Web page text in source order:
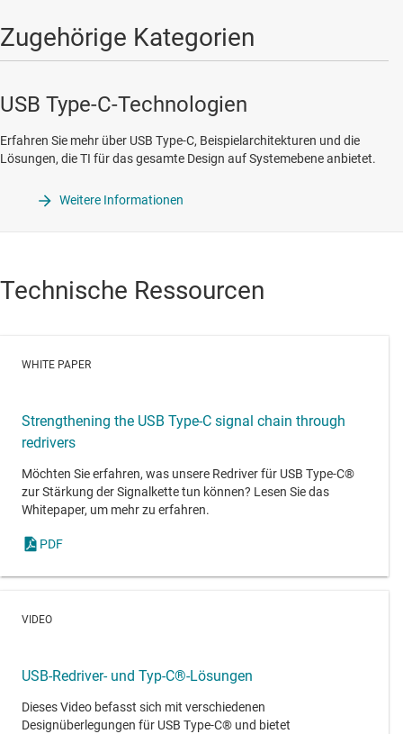
Zugehörige Kategorien
USB Type-C-Technologien
Erfahren Sie mehr über USB Type-C, Beispielarchitekturen und die
Lösungen, die TI für das gesamte Design auf Systemebene anbietet.
Weitere Informationen
Technische Ressourcen
WHITE PAPER
Strengthening the USB Type-C signal chain through
redrivers
Möchten Sie erfahren, was unsere Redriver für USB Type-C®
zur Stärkung der Signalkette tun können? Lesen Sie das
Whitepaper, um mehr zu erfahren.
PDF
VIDEO
USB-Redriver- und Typ-C®-Lösungen
Dieses Video befasst sich mit verschiedenen
Designüberlegungen für USB Type-C® und bietet